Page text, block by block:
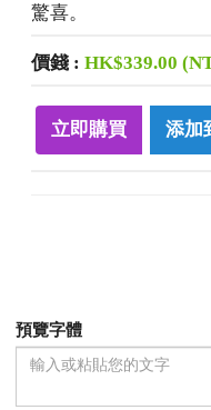
驚喜。
價錢 : HK$339.00
立即購買 添加
預覽字體